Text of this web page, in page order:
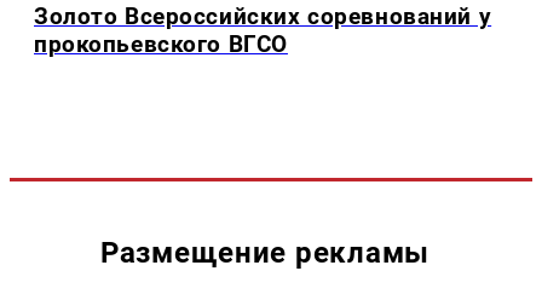
Золото Всероссийских соревнований у
прокопьевского ВГСО
Размещение рекламы